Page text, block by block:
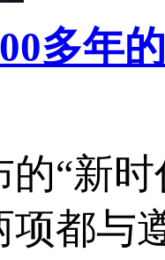
多年
“新
项都与